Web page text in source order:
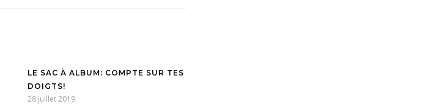
LE SAC À ALBUM: COMPTE SUR TES
DOIGTS!
28 juillet 2019